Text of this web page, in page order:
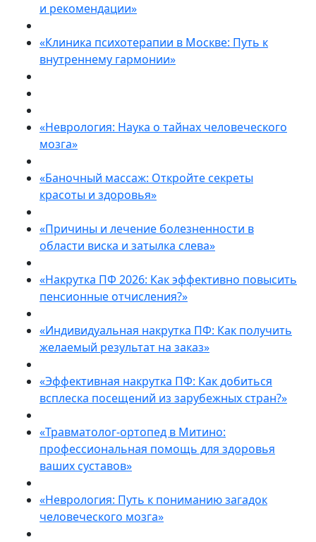
и рекомендации»
«Клиника психотерапии в Москве: Путь к
внутреннему гармонии»
«Неврология: Наука о тайнах человеческого
мозга»
«Баночный массаж: Откройте секреты
красоты и здоровья»
«Причины и лечение болезненности в
области виска и затылка слева»
«Накрутка ПФ 2026: Как эффективно повысить
пенсионные отчисления?»
«Индивидуальная накрутка ПФ: Как получить
желаемый результат на заказ»
«Эффективная накрутка ПФ: Как добиться
всплеска посещений из зарубежных стран?»
«Травматолог-ортопед в Митино:
профессиональная помощь для здоровья
ваших суставов»
«Неврология: Путь к пониманию загадок
человеческого мозга»